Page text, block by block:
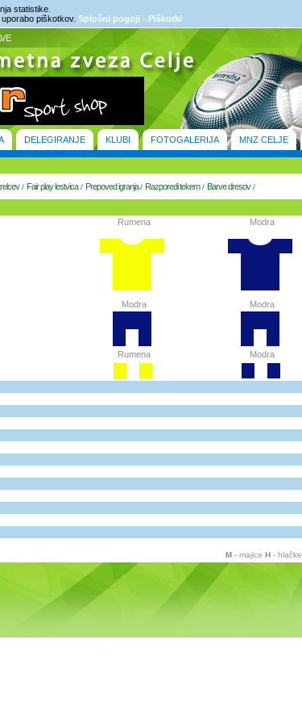
statistike.
piškotkov. Splošni pogoji - Piškotki
DELEGIRANJE KLUBI FOTOGALERIJA MNZ CELJE
/ Fair play lestvica/ Prepoved igranja/ Razporedi tekem/ Barve dresov/
Rumena
Modra
Rumena
Modra
Modra
Modra
M - majice H - hlačke